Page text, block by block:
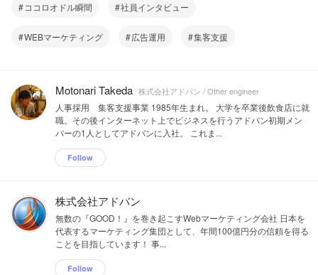
ココロオドル瞬間 社員インタビュー
WEBマーケティング 広告運用 集客支援
Motonari Takeda 株式会社アドバン / Other engineer
人事採用 集客支援事業 1985年生まれ。 大学を卒業後飲食店に就
職。その後インターネット上でビジネスを行うアドバン初期メン
バーの1人としてアドバンに入社。 これま...
Follow
株式会社アドバン
無数の『GOOD！』を巻き起こすWebマーケティング会社 日本を
代表するマーケティング集団として、年間100億円分の信頼を得る
ことを目指しています！ 事...
Follow